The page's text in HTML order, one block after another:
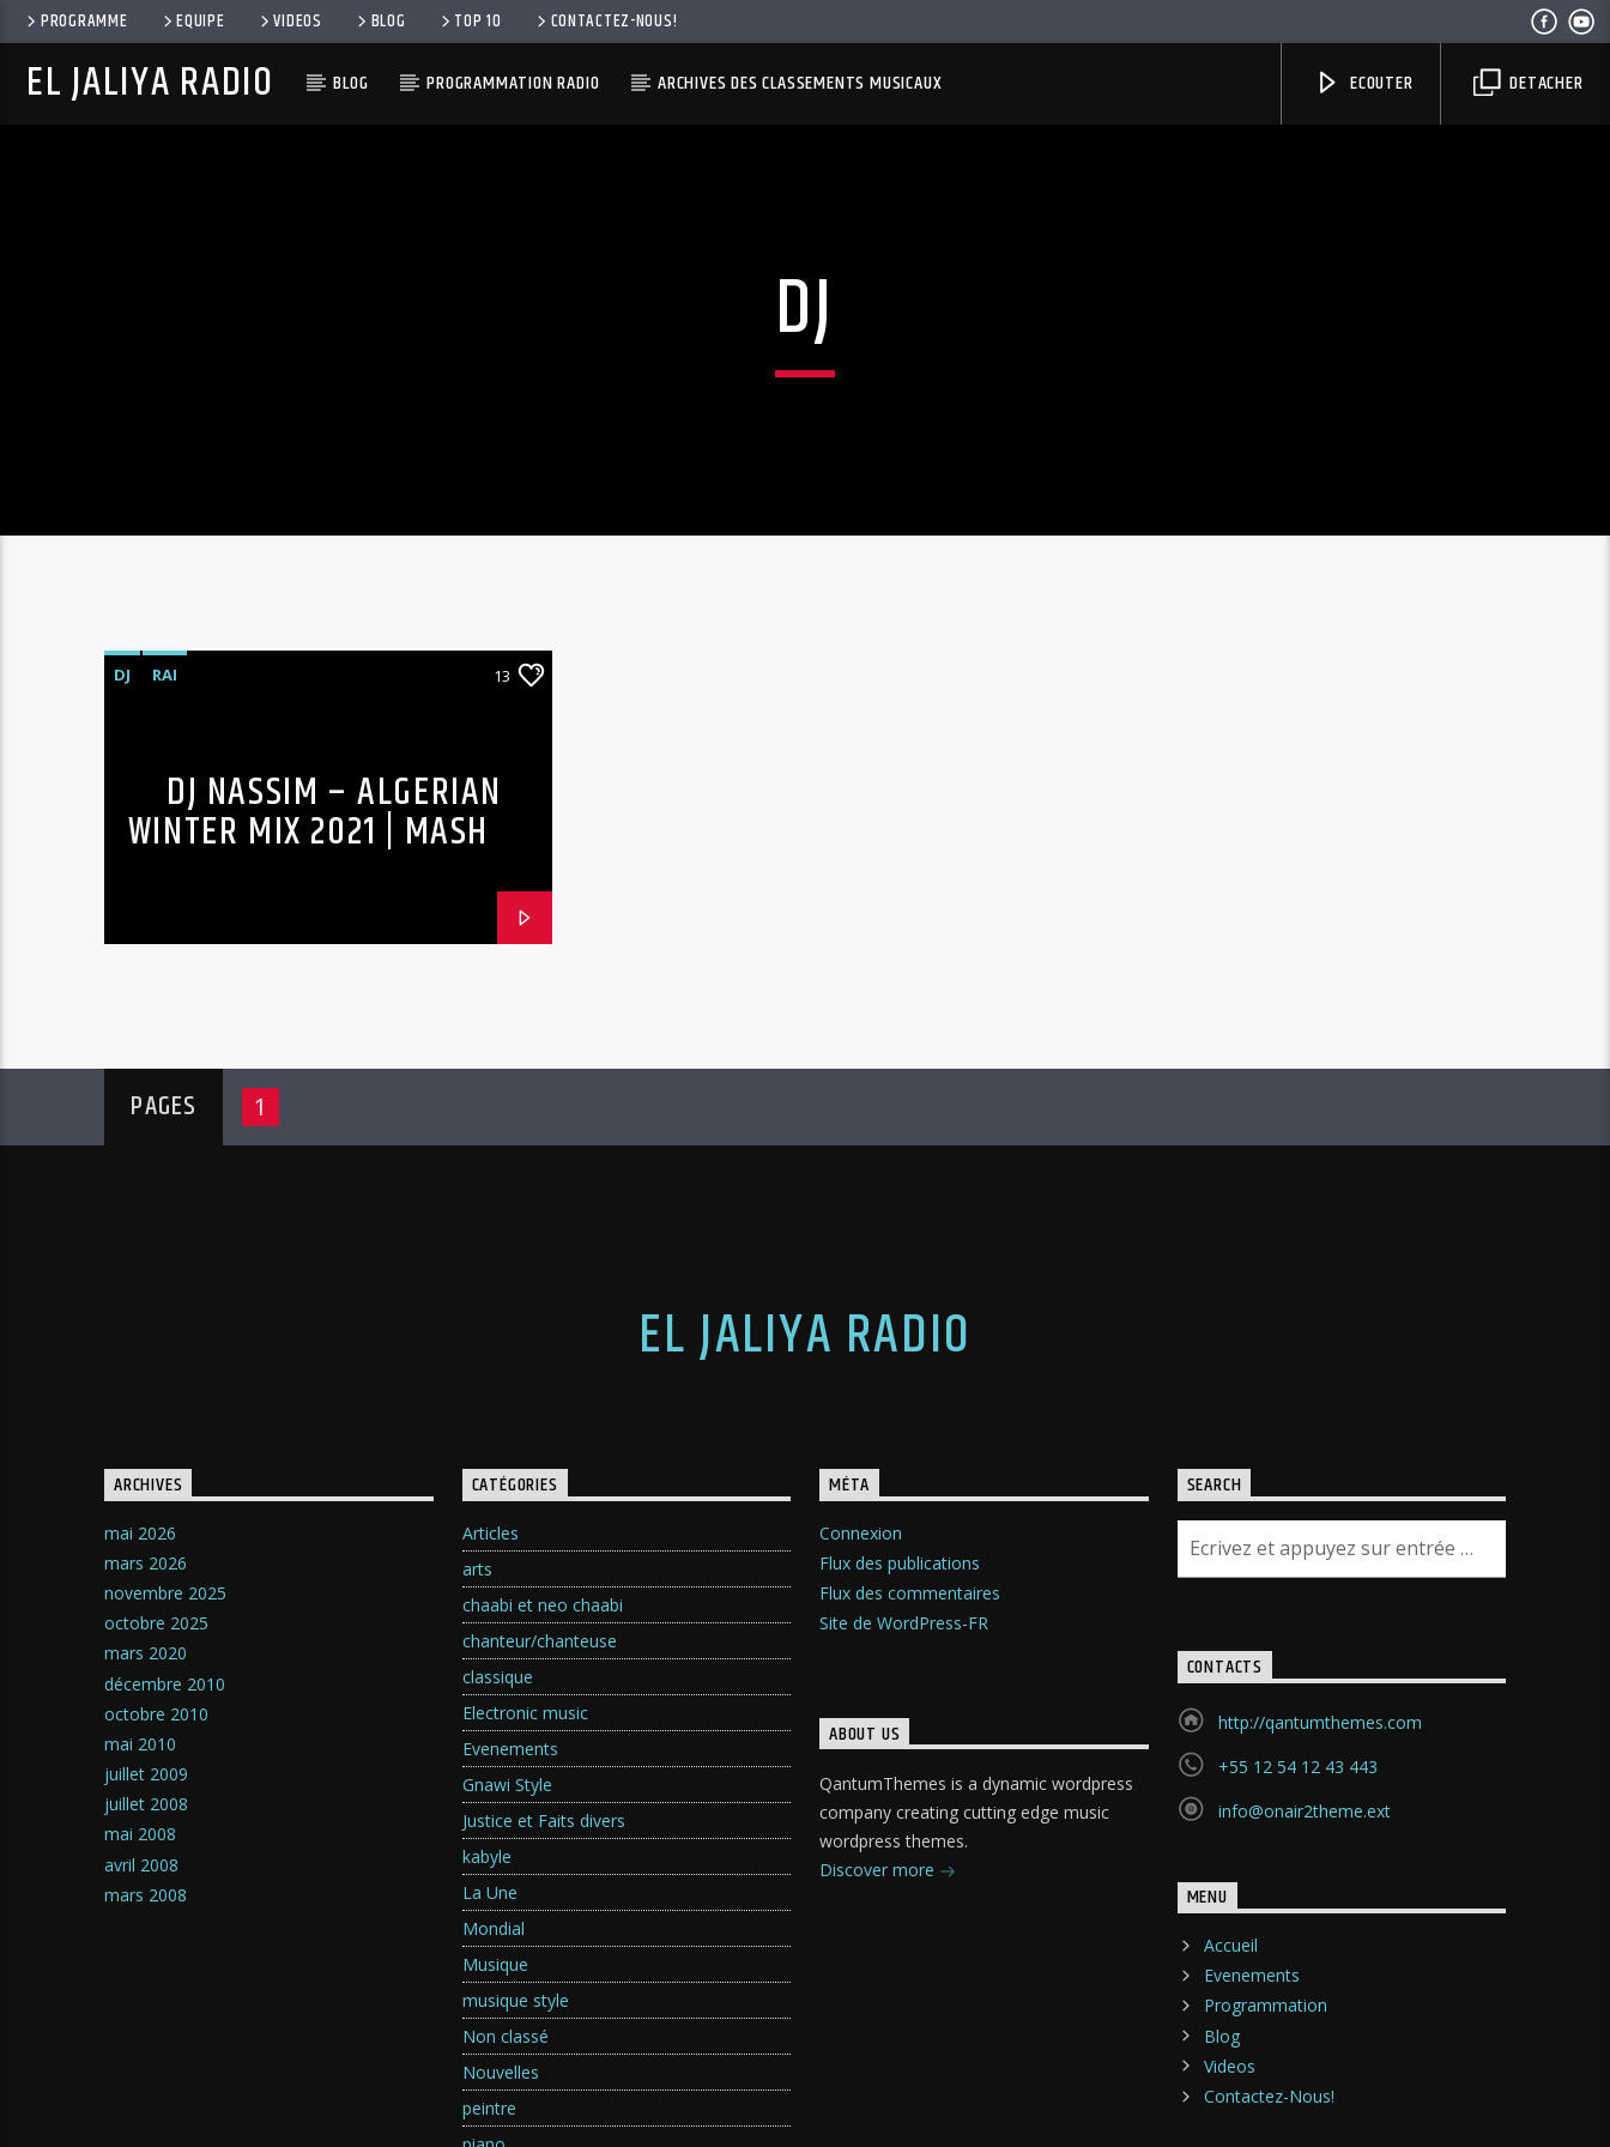
PROGRAMME EQUIPE VIDEOS BLOG TOP 10 CONTACTEZ-NOUS!
EL JALIYA RADIO BLOG PROGRAMMATION RADIO ARCHIVES DES CLASSEMENTS MUSICAUX DETACHER
ECOUTER
DJ
DJ RAI 13
DJ NASSIM – ALGERIAN
WINTER MIX 2021 | MASHUP
PAGES 1
EL JALIYA RADIO
ARCHIVES
mai 2026
mars 2026
novembre 2025
octobre 2025
mars 2020
décembre 2010
octobre 2010
mai 2010
juillet 2009
juillet 2008
mai 2008
avril 2008
mars 2008
CATÉGORIES
Articles
arts
chaabi et neo chaabi
chanteur/chanteuse
classique
Electronic music
Evenements
Gnawi Style
Justice et Faits divers
kabyle
La Une
Mondial
Musique
musique style
Non classé
Nouvelles
peintre
MÉTA
Connexion
Flux des publications
Flux des commentaires
Site de WordPress-FR
SEARCH
CONTACTS
http://qantumthemes.com
+55 12 54 12 43 443
info@onair2theme.ext
ABOUT US
QantumThemes is a dynamic wordpress
company creating cutting edge music
wordpress themes.
Discover more
MENU
Accueil
Evenements
Programmation
Blog
Videos
Contactez-Nous!